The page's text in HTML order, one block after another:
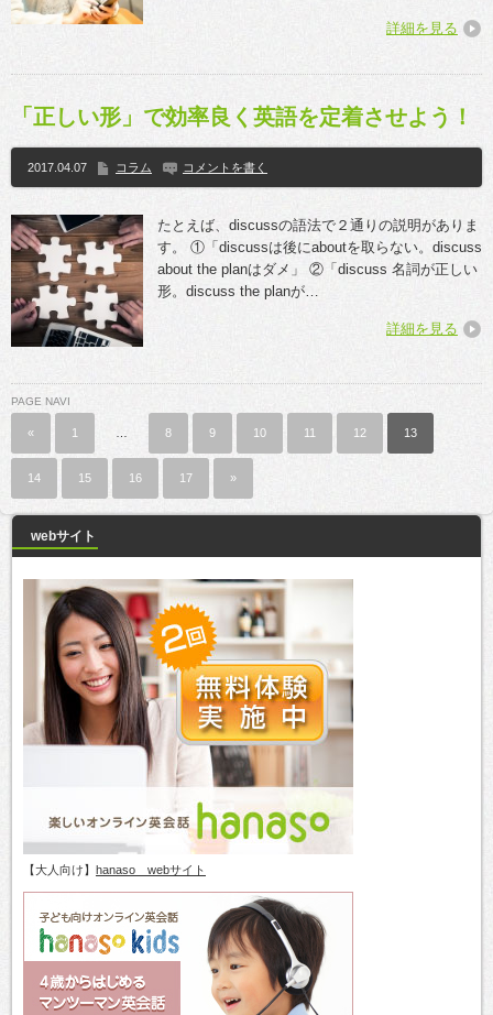
詳細を見る
「正しい形」で効率良く英語を定着させよう！
2017.04.07 コラム コメントを書く
たとえば、discussの語法で２通りの説明がありま
す。 ①「discussは後にaboutを取らない。discuss
about the planはダメ」 ②「discuss 名詞が正しい
形。discuss the planが…
詳細を見る
PAGE NAVI
« 1 8 9 10 11 12 13
14 15 16 17 »
webサイト
【大人向け】 hanaso webサイト